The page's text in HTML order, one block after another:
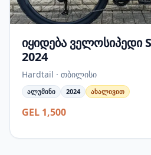
იყიდება ველოსიპედი
2024
Hardtail · თბილისი
ალუმინი 2024 ახალივით
GEL 1,500